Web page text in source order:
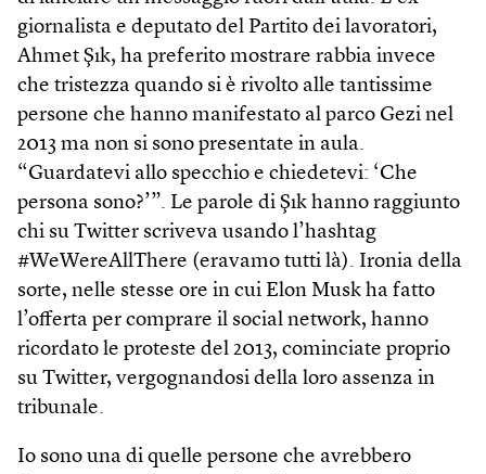
giornalista e deputato del Partito dei lavoratori,
Ahmet Şık, ha preferito mostrare rabbia invece
che tristezza quando si è rivolto alle tantissime
persone che hanno manifestato al parco Gezi nel
2013 ma non si sono presentate in aula.
“Guardatevi allo specchio e chiedetevi: ‘Che
persona sono?’”. Le parole di Şık hanno raggiunto
chi su Twitter scriveva usando l’hashtag
#WeWereAllThere (eravamo tutti là). Ironia della
sorte, nelle stesse ore in cui Elon Musk ha fatto
l’offerta per comprare il social network, hanno
ricordato le proteste del 2013, cominciate proprio
su Twitter, vergognandosi della loro assenza in
tribunale.
Io sono una di quelle persone che avrebbero